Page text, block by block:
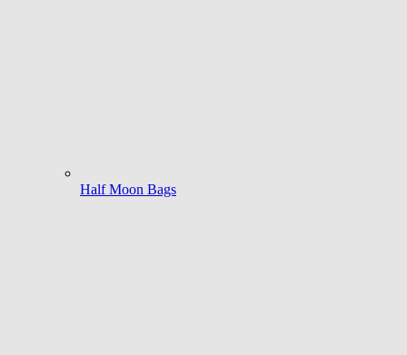
Half Moon Bags